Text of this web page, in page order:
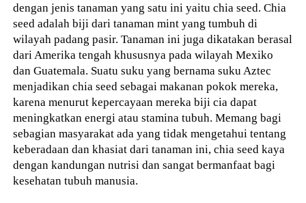
dengan jenis tanaman yang satu ini yaitu chia seed. Chia
seed adalah biji dari tanaman mint yang tumbuh di
wilayah padang pasir. Tanaman ini juga dikatakan berasal
dari Amerika tengah khususnya pada wilayah Mexiko
dan Guatemala. Suatu suku yang bernama suku Aztec
menjadikan chia seed sebagai makanan pokok mereka,
karena menurut kepercayaan mereka biji cia dapat
meningkatkan energi atau stamina tubuh. Memang bagi
sebagian masyarakat ada yang tidak mengetahui tentang
keberadaan dan khasiat dari tanaman ini, chia seed kaya
dengan kandungan nutrisi dan sangat bermanfaat bagi
kesehatan tubuh manusia.